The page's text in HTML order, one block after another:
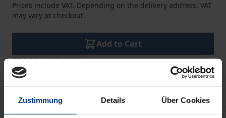
Zustimmung Details Über Cookies
Prices include VAT. Depending on the delivery address, VAT
may vary at checkout.
Add to Cart
Add to Wish List
Delivery cost notice